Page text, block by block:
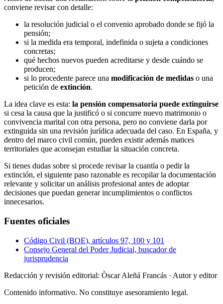
conviene revisar con detalle:
la resolución judicial o el convenio aprobado donde se fijó la
pensión;
si la medida era temporal, indefinida o sujeta a condiciones
concretas;
qué hechos nuevos pueden acreditarse y desde cuándo se
producen;
si lo procedente parece una modificación de medidas o una
petición de extinción.
La idea clave es esta: la pensión compensatoria puede extinguirse
si cesa la causa que la justificó o si concurre nuevo matrimonio o
convivencia marital con otra persona, pero no conviene darla por
extinguida sin una revisión jurídica adecuada del caso. En España, y
dentro del marco civil común, pueden existir además matices
territoriales que aconsejan estudiar la situación concreta.
Si tienes dudas sobre si procede revisar la cuantía o pedir la
extinción, el siguiente paso razonable es recopilar la documentación
relevante y solicitar un análisis profesional antes de adoptar
decisiones que puedan generar incumplimientos o conflictos
innecesarios.
Fuentes oficiales
Código Civil (BOE), artículos 97, 100 y 101
Consejo General del Poder Judicial, buscador de
jurisprudencia
Redacción y revisión editorial: Òscar Aleñá Francás · Autor y editor
Contenido informativo. No constituye asesoramiento legal.